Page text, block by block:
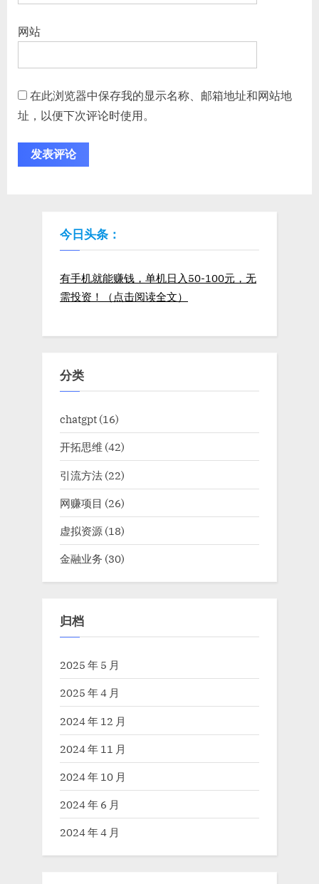
网站
在此浏览器中保存我的显示名称、邮箱地址和网站地
址，以便下次评论时使用。
今日头条：
有手机就能赚钱，单机日入50-100元，无
需投资！（点击阅读全文）
分类
chatgpt (16)
开拓思维 (42)
引流方法 (22)
网赚项目 (26)
虚拟资源 (18)
金融业务 (30)
归档
2025 年 5 月
2025 年 4 月
2024 年 12 月
2024 年 11 月
2024 年 10 月
2024 年 6 月
2024 年 4 月